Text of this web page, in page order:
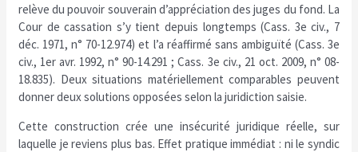
relève du pouvoir souverain d’appréciation des juges du fond. La
Cour de cassation s’y tient depuis longtemps (Cass. 3e civ., 7
déc. 1971, n° 70-12.974) et l’a réaffirmé sans ambiguïté (Cass. 3e
civ., 1er avr. 1992, n° 90-14.291 ; Cass. 3e civ., 21 oct. 2009, n° 08-
18.835). Deux situations matériellement comparables peuvent
donner deux solutions opposées selon la juridiction saisie.
Cette construction crée une insécurité juridique réelle, sur
laquelle je reviens plus bas. Effet pratique immédiat : ni le syndic